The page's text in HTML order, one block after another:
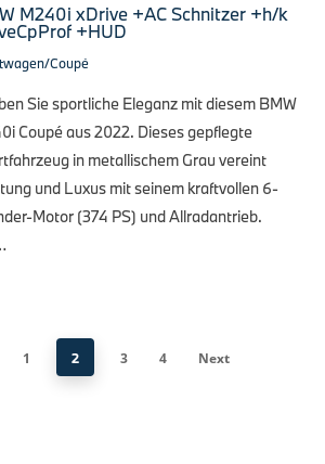
M240i xDrive +AC Schnitzer +h/k
+HUD
Coupé
Sie sportliche Eleganz mit diesem BMW
Coupé aus 2022. Dieses gepflegte
in metallischem Grau vereint
und Luxus mit seinem kraftvollen 6-
Motor (374 PS) und Allradantrieb.
1 2 3 4 Next